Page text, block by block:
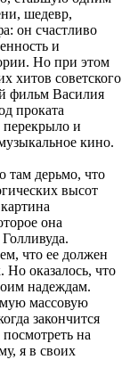
шедевр,
он счастливо
и
Но при этом
хитов советского
фильм Василия
проката
перекрыло и
кино.
там дерьмо, что
высот
она
что ее должен
Но оказалось, что
надеждам.
массовую
закончится
на
я в своих